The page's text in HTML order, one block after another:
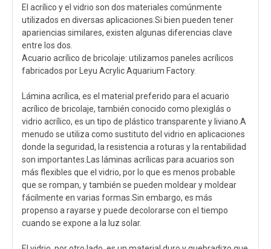
El acrílico y el vidrio son dos materiales comúnmente
utilizados en diversas aplicaciones.Si bien pueden tener
apariencias similares, existen algunas diferencias clave
entre los dos.
Acuario acrílico de bricolaje: utilizamos paneles acrílicos
fabricados por Leyu Acrylic Aquarium Factory.
Lámina acrílica, es el material preferido para el acuario
acrílico de bricolaje, también conocido como plexiglás o
vidrio acrílico, es un tipo de plástico transparente y liviano.A
menudo se utiliza como sustituto del vidrio en aplicaciones
donde la seguridad, la resistencia a roturas y la rentabilidad
son importantes.Las láminas acrílicas para acuarios son
más flexibles que el vidrio, por lo que es menos probable
que se rompan, y también se pueden moldear y moldear
fácilmente en varias formas.Sin embargo, es más
propenso a rayarse y puede decolorarse con el tiempo
cuando se expone a la luz solar.